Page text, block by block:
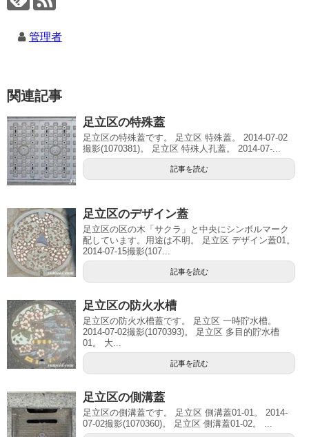
管理者
関連記事
足立区の特殊蓋
足立区の特殊蓋です。 足立区 特殊蓋。 2014-07-02
撮影(1070381)。 足立区 特殊人孔蓋。 2014-07-...
記事を読む
足立区のデザイン蓋
足立区の区の木「サクラ」と中央にシンボルマーク
配しています。用途は不明。 足立区 デザイン蓋01。
2014-07-15撮影(107...
記事を読む
足立区の防火水槽
足立区の防火水槽蓋です。 足立区 一時貯水槽。
2014-07-02撮影(1070393)。 足立区 多目的貯水槽
01。 大...
記事を読む
足立区の側溝蓋
足立区の側溝蓋です。 足立区 側溝蓋01-01。 2014-
07-02撮影(1070360)。 足立区 側溝蓋01-02。 ...